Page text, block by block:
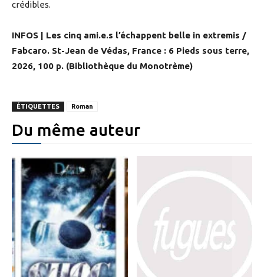
crédibles.
INFOS | Les cinq ami.e.s l’échappent belle in extremis /
Fabcaro. St-Jean de Védas, France : 6 Pieds sous terre,
2026, 100 p. (Bibliothèque du Monotrème)
ÉTIQUETTES Roman
Du même auteur